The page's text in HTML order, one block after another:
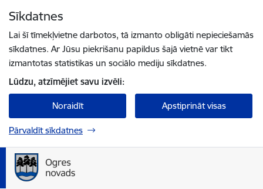
Sīkdatnes
Lai šī tīmekļvietne darbotos, tā izmanto obligāti nepieciešamās
sīkdatnes. Ar Jūsu piekrišanu papildus šajā vietnē var tikt
izmantotas statistikas un sociālo mediju sīkdatnes.
Lūdzu, atzīmējiet savu izvēli:
Noraidīt Apstiprināt visas
Pārvaldīt sīkdatnes